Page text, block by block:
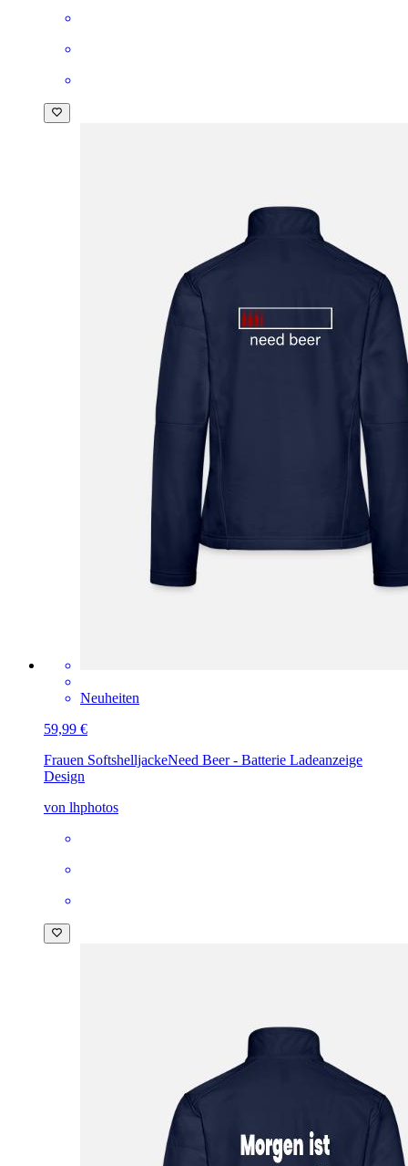
Neuheiten
59,99 €
Frauen SoftshelljackeNeed Beer - Batterie Ladeanzeige
Design
von lhphotos